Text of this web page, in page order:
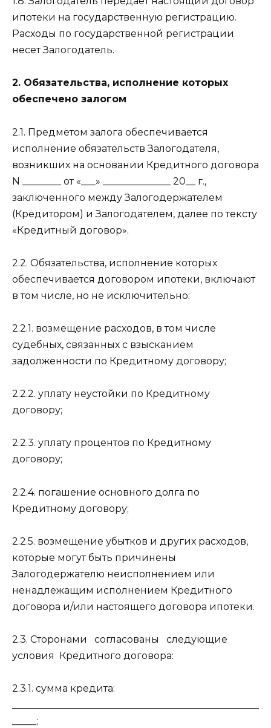
ипотеки на государственную регистрацию.
Расходы по государственной регистрации
несет Залогодатель.
2. Обязательства, исполнение которых
обеспечено залогом
2.1. Предметом залога обеспечивается
исполнение обязательств Залогодателя,
возникших на основании Кредитного договора
N ________ от «___» ______________ 20__ г.,
заключенного между Залогодержателем
(Кредитором) и Залогодателем, далее по тексту
«Кредитный договор».
2.2. Обязательства, исполнение которых
обеспечивается договором ипотеки, включают
в том числе, но не исключительно:
2.2.1. возмещение расходов, в том числе
судебных, связанных с взысканием
задолженности по Кредитному договору;
2.2.2. уплату неустойки по Кредитному
договору;
2.2.3. уплату процентов по Кредитному
договору;
2.2.4. погашение основного долга по
Кредитному договору;
2.2.5. возмещение убытков и других расходов,
которые могут быть причинены
Залогодержателю неисполнением или
ненадлежащим исполнением Кредитного
договора и/или настоящего договора ипотеки.
2.3. Сторонами согласованы
следующие
условия Кредитного договора:
2.3.1. сумма кредита:
_____;